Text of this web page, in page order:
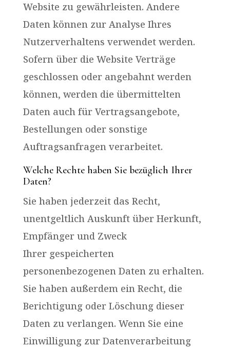
Website zu gewährleisten. Andere
Daten können zur Analyse Ihres
Nutzerverhaltens verwendet werden.
Sofern über die Website Verträge
geschlossen oder angebahnt werden
können, werden die übermittelten
Daten auch für Vertragsangebote,
Bestellungen oder sonstige
Auftragsanfragen verarbeitet.
Welche Rechte haben Sie bezüglich Ihrer
Daten?
Sie haben jederzeit das Recht,
unentgeltlich Auskunft über Herkunft,
Empfänger und Zweck
Ihrer gespeicherten
personenbezogenen Daten zu erhalten.
Sie haben außerdem ein Recht, die
Berichtigung oder Löschung dieser
Daten zu verlangen. Wenn Sie eine
Einwilligung zur Datenverarbeitung